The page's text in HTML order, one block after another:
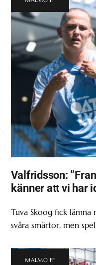
Valfridsson:
känner att vi har
Tuva Skoog fick
svåra smärtor, men
MALMÖ FF